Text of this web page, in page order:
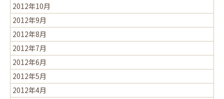
2012年10月
2012年9月
2012年8月
2012年7月
2012年6月
2012年5月
2012年4月